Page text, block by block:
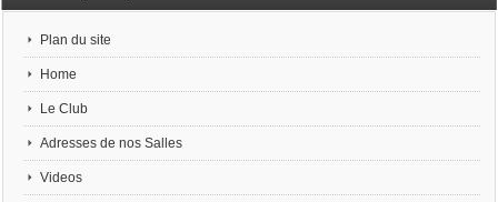
Plan du site
Home
Le Club
Adresses de nos Salles
Videos